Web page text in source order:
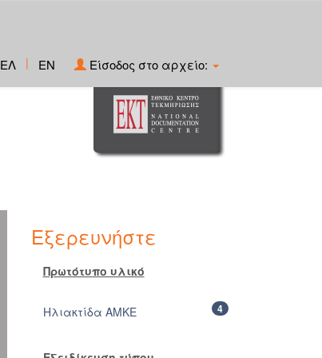
ΕΛ | EN Είσοδος στο αρχείο:
Εξερευνήστε
Πρωτότυπο υλικό
4
Ηλιακτίδα ΑΜΚΕ